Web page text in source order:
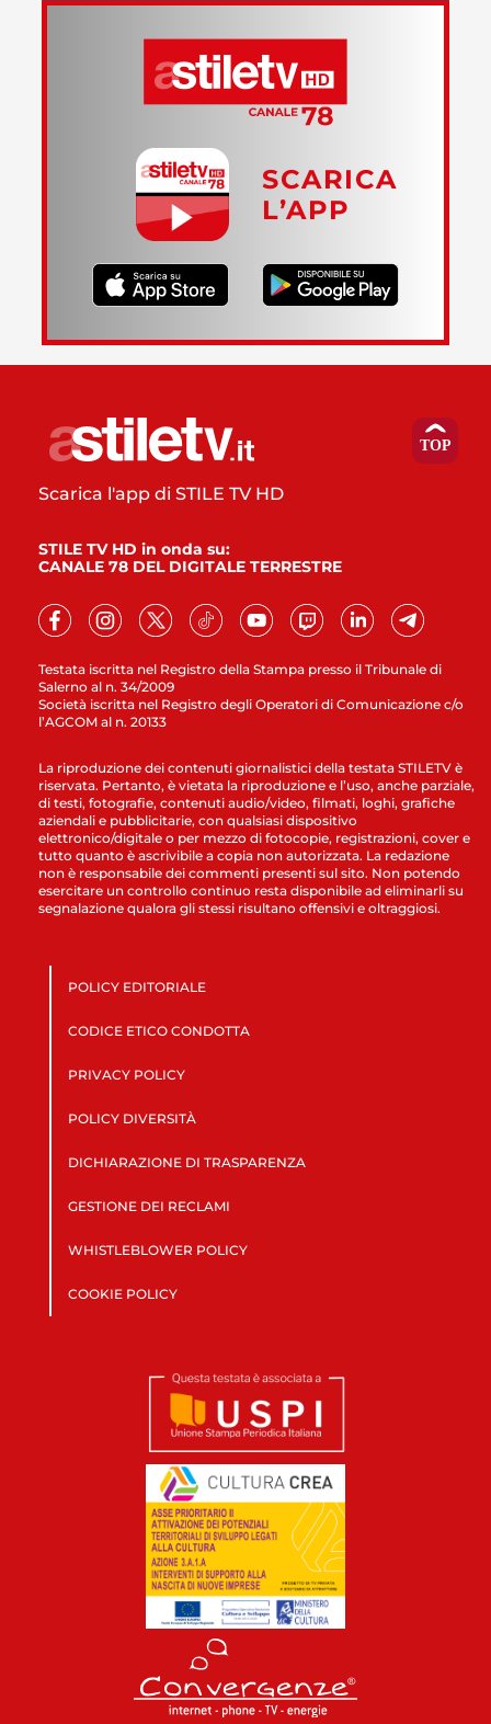
SCARICA
L’APP
Testata iscritta nel Registro della Stampa presso il Tribunale di
Salerno al n. 34/2009
Società iscritta nel Registro degli Operatori di Comunicazione c/o
l’AGCOM al n. 20133
Scarica l'app di STILE TV HD
STILE TV HD in onda su:
CANALE 78 DEL DIGITALE TERRESTRE
La riproduzione dei contenuti giornalistici della testata STILETV è
riservata. Pertanto, è vietata la riproduzione e l’uso, anche parziale,
di testi, fotografie, contenuti audio/video, filmati, loghi, grafiche
aziendali e pubblicitarie, con qualsiasi dispositivo
elettronico/digitale o per mezzo di fotocopie, registrazioni, cover e
tutto quanto è ascrivibile a copia non autorizzata. La redazione
non è responsabile dei commenti presenti sul sito. Non potendo
esercitare un controllo continuo resta disponibile ad eliminarli su
segnalazione qualora gli stessi risultano offensivi e oltraggiosi.
POLICY EDITORIALE
CODICE ETICO CONDOTTA
PRIVACY POLICY
POLICY DIVERSITÀ
DICHIARAZIONE DI TRASPARENZA
GESTIONE DEI RECLAMI
WHISTLEBLOWER POLICY
COOKIE POLICY